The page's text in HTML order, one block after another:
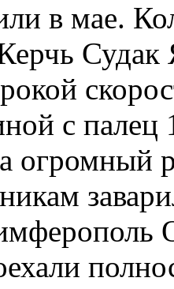
в мае.
Судак
с палец
огромный